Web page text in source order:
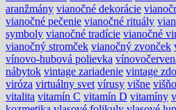
aranžmány vianočné dekorácie
vianočné pečenie vianočné rituály
symboly vianočné tradície vianočné
vianočný stromček vianočný zvonček
vínovo-hubová polievka
nábytok vintage zariadenie vintage
viróza virtuálny svet vírusy višne
vitalita vitamín C vitamín D vitamíny